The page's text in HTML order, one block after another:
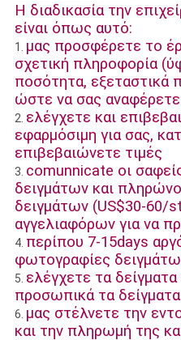
Η διαδικασία την
είναι όπως αυτό:
1. μας προσφέρετε το
σχετική πληροφορία
ποσότητα, εξεταστικά
ώστε να σας αναφέρετε
2. ελέγχετε και
εφαρμόσιμη για σας,
επιβεβαιώνετε τιμές
3. comunnicate οι
δειγμάτων και
δειγμάτων (US$30-60/
αγγελιαφόρων για να
4. περίπου 7-15days
φωτογραφίες
5. ελέγχετε τα δείγματα
προσωπικά τα δείγματα
6. μας στέλνετε την
και την πληρωμή της